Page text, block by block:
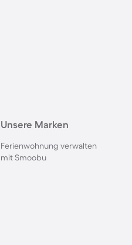
Unsere Marken
Ferienwohnung verwalten
mit Smoobu